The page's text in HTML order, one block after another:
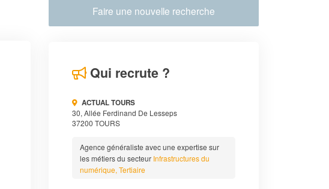
Faire une nouvelle recherche
Qui recrute ?
ACTUAL TOURS
30, Allée Ferdinand De Lesseps
37200 TOURS
Agence généraliste avec une expertise sur
les métiers du secteur Infrastructures du
numérique, Tertiaire